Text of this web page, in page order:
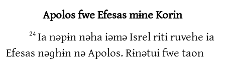
Apolos fwe Efesas mɨne Korin
24 Ia nəpɨn nəha iəmə Isrel riti ruvehe ia
Efesas nəɡhɨn nə Apolos. Rɨnətui fwe taon